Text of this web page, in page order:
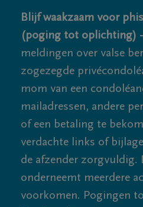
Blijf waakzaam voor
(poging tot oplichting) -
meldingen over valse
zogezegde
mom van een
mailadressen, andere
of een betaling te
verdachte links of
de afzender zorgvuldig.
onderneemt meerdere
voorkomen. Pogingen